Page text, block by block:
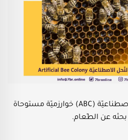
خوارزميّة مستعمرة النّحل الاصطناعيّة (ABC) خوارزميّة مستوحاة
عن الطّعام.